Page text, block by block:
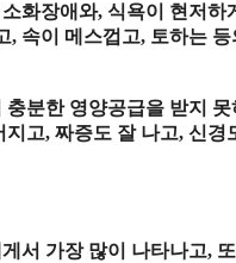
화장애와, 식욕이 현저하
, 속이 메스껍고, 토하는 등
분한 영양공급을 받지
지고, 짜증도 잘 나고, 신경
서 가장 많이 나타나고,